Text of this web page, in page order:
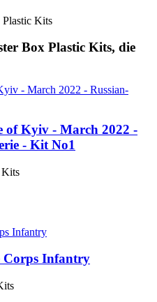
Plastic Kits
Box Plastic Kits, die
of Kyiv - March 2022 -
- Kit No1
Kits
Corps Infantry